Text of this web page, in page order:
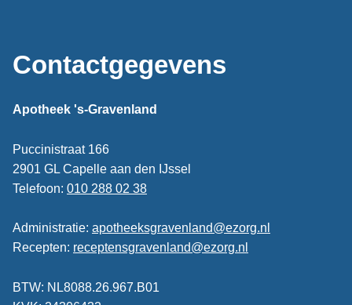
Contactgegevens
Apotheek 's-Gravenland
Puccinistraat 166
2901 GL Capelle aan den IJssel
Telefoon: 010 288 02 38
Administratie: apotheeksgravenland@ezorg.nl
Recepten: receptensgravenland@ezorg.nl
BTW: NL8088.26.967.B01